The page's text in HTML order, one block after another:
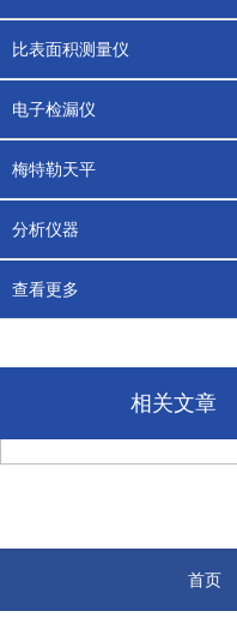
比表面积测量仪
电子检漏仪
梅特勒天平
分析仪器
查看更多
相关文章
首页